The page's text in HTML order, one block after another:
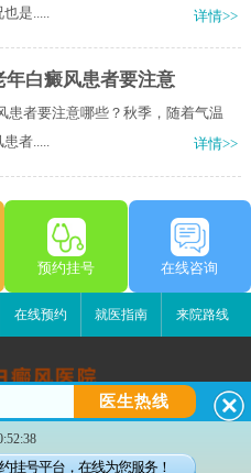
是.....
详情>>
年白癜风患者要注意
患者要注意哪些？秋季，随着气温
者.....
详情>>
预约挂号 在线咨询
在线预约 就医指南 来院路线
风医院
护国路2号
明白癜风医院
医生热线
挂号平台，在线为您服务！